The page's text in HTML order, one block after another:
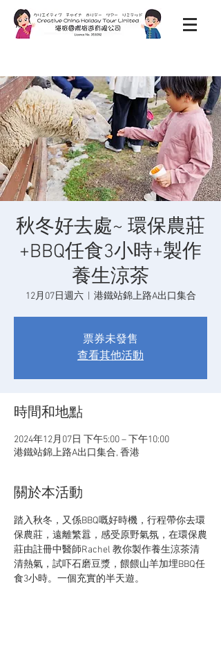
秋冬好去處~ 環保農莊
+BBQ任食3小時+製作
養生涼茶
12月07日週六
  |
港鐵站錦上路A出口集合
票券未發售
查看其他活動
時間和地點
2024年12月07日 下午5:00 – 下午10:00
港鐵站錦上路A出口集合, 香港
關於本活動
踏入秋冬，又係BBQ嘅好時機，行程帶你去環
保農莊，遠離繁囂，感受原野氣氛，在環保農
莊由註冊中醫師Rachel 教你製作養生涼茶清
清熱氣，試吓石磨豆漿，餵餵山羊加埋BBQ任
食3小時。一個充實的半天遊。